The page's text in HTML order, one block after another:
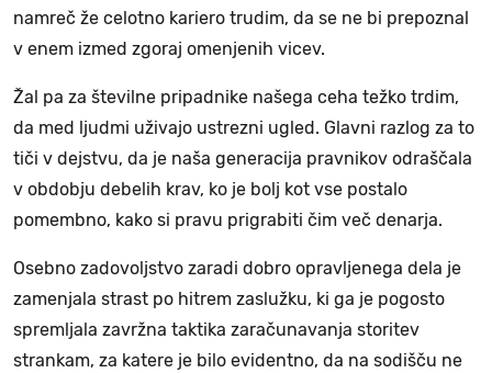
namreč že celotno kariero trudim, da se ne bi prepoznal
v enem izmed zgoraj omenjenih vicev.
Žal pa za številne pripadnike našega ceha težko trdim,
da med ljudmi uživajo ustrezni ugled. Glavni razlog za to
tiči v dejstvu, da je naša generacija pravnikov odraščala
v obdobju debelih krav, ko je bolj kot vse postalo
pomembno, kako si pravu prigrabiti čim več denarja.
Osebno zadovoljstvo zaradi dobro opravljenega dela je
zamenjala strast po hitrem zaslužku, ki ga je pogosto
spremljala zavržna taktika zaračunavanja storitev
strankam, za katere je bilo evidentno, da na sodišču ne